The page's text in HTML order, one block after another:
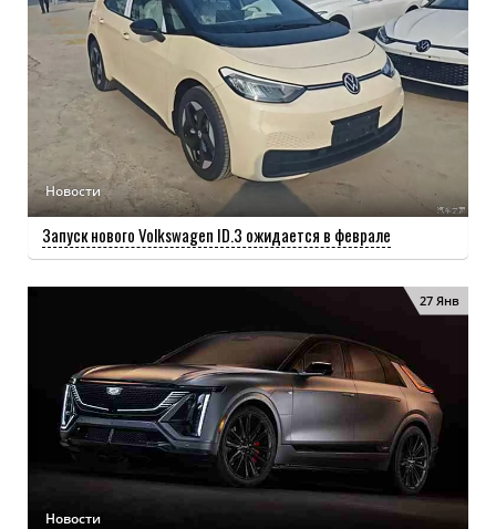
Новости
Запуск нового Volkswagen ID.3 ожидается в феврале
Новости
27 Янв